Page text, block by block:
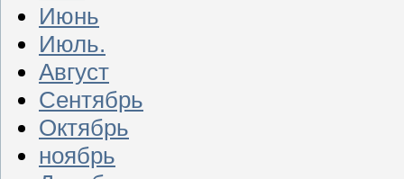
Июнь
Июль.
Август
Сентябрь
Октябрь
ноябрь